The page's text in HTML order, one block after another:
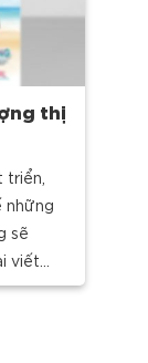
thị
những
sẽ
viết